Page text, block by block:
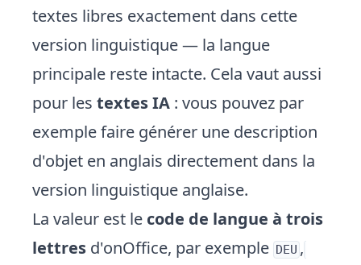
textes libres exactement dans cette
version linguistique — la langue
principale reste intacte. Cela vaut aussi
pour les textes IA : vous pouvez par
exemple faire générer une description
d'objet en anglais directement dans la
version linguistique anglaise.
La valeur est le code de langue à trois
lettres d'onOffice, par exemple DEU ,